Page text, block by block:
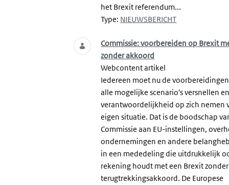
het Brexit referendum...
Type: NIEUWSBERICHT
Commissie: voorbereiden op Brexit
zonder akkoord
Webcontent artikel
Iedereen moet nu de
alle mogelijke scenario's versnellen
verantwoordelijkheid op zich nemen
eigen situatie. Dat is de boodschap
Commissie aan EU-instellingen,
ondernemingen en andere
in een mededeling die uitdrukkelijk
rekening houdt met een Brexit zonder
terugtrekkingsakkoord. De Europese